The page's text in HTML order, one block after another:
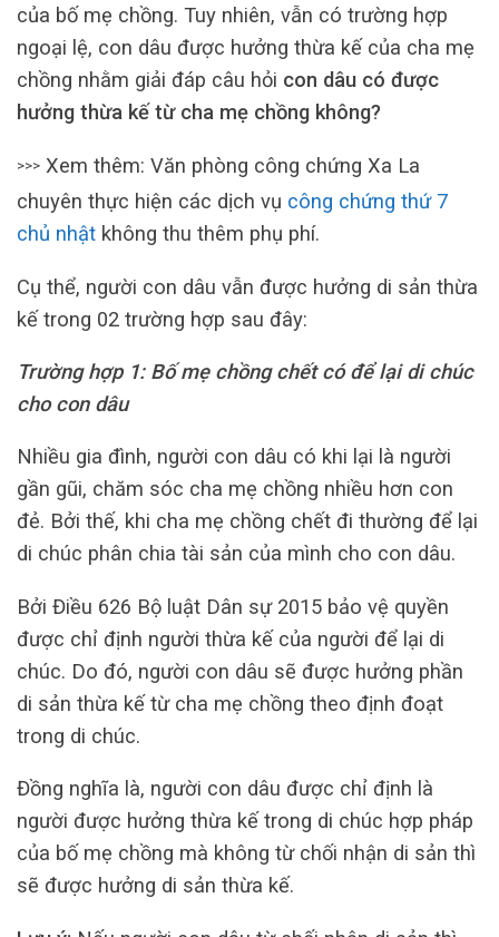
của bố mẹ chồng. Tuy nhiên, vẫn có trường hợp
ngoại lệ, con dâu được hưởng thừa kế của cha mẹ
chồng nhằm giải đáp câu hỏi con dâu có được
hưởng thừa kế từ cha mẹ chồng không?
>>> Xem thêm: Văn phòng công chứng Xa La
chuyên thực hiện các dịch vụ công chứng thứ 7
chủ nhật không thu thêm phụ phí.
Cụ thể, người con dâu vẫn được hưởng di sản thừa
kế trong 02 trường hợp sau đây:
Trường hợp 1: Bố mẹ chồng chết có để lại di chúc
cho con dâu
Nhiều gia đình, người con dâu có khi lại là người
gần gũi, chăm sóc cha mẹ chồng nhiều hơn con
đẻ. Bởi thế, khi cha mẹ chồng chết đi thường để lại
di chúc phân chia tài sản của mình cho con dâu.
Bởi Điều 626 Bộ luật Dân sự 2015 bảo vệ quyền
được chỉ định người thừa kế của người để lại di
chúc. Do đó, người con dâu sẽ được hưởng phần
di sản thừa kế từ cha mẹ chồng theo định đoạt
trong di chúc.
Đồng nghĩa là, người con dâu được chỉ định là
người được hưởng thừa kế trong di chúc hợp pháp
của bố mẹ chồng mà không từ chối nhận di sản thì
sẽ được hưởng di sản thừa kế.